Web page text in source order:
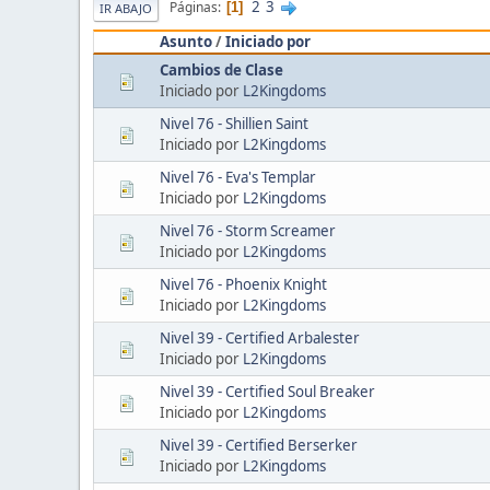
IR ABAJO Páginas 1 2 3
Asunto/Iniciado por
Cambios de Clase
Iniciado por L2Kingdoms
Nivel 76 - Shillien Saint
Iniciado por L2Kingdoms
Nivel 76 - Eva's Templar
Iniciado por L2Kingdoms
Nivel 76 - Storm Screamer
Iniciado por L2Kingdoms
Nivel 76 - Phoenix Knight
Iniciado por L2Kingdoms
Nivel 39 - Certified Arbalester
Iniciado por L2Kingdoms
Nivel 39 - Certified Soul Breaker
Iniciado por L2Kingdoms
Nivel 39 - Certified Berserker
Iniciado por L2Kingdoms